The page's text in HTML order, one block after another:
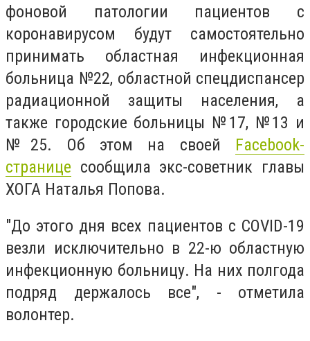
фоновой патологии пациентов с
коронавирусом будут самостоятельно
принимать областная инфекционная
больница №22, областной спецдиспансер
радиационной защиты населения, а
также городские больницы №17, №13 и
№25. Об этом на своей Facebook-
странице сообщила экс-советник главы
ХОГА Наталья Попова.
"До этого дня всех пациентов с COVID-19
везли исключительно в 22-ю областную
инфекционную больницу. На них полгода
подряд держалось все", - отметила
волонтер.